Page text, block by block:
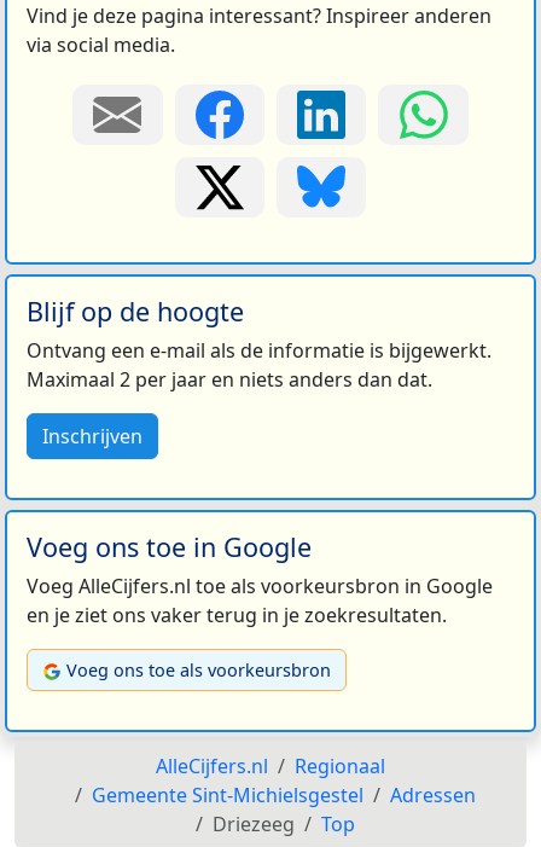
Vind je deze pagina interessant? Inspireer anderen
via social media.
Blijf op de hoogte
Ontvang een e-mail als de informatie is bijgewerkt.
Maximaal 2 per jaar en niets anders dan dat.
Inschrijven
Voeg ons toe in Google
Voeg AlleCijfers.nl toe als voorkeursbron in Google
en je ziet ons vaker terug in je zoekresultaten.
Voeg ons toe als voorkeursbron
AlleCijfers.nl
Regionaal
Gemeente Sint-Michielsgestel
Adressen
Driezeeg
Top